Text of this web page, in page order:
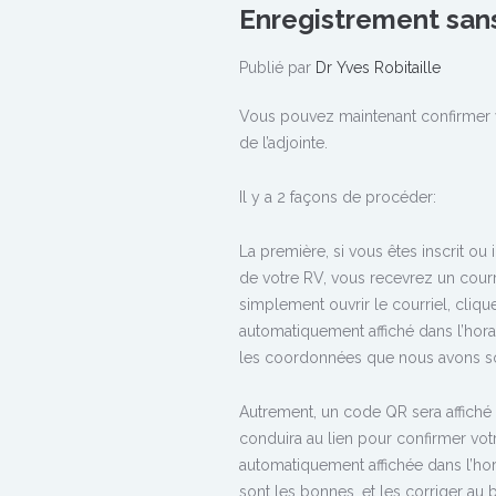
Enregistrement
Publié par Dr Yves Robitaille
Vous pouvez maintenant
de l’adjointe.
Il y a 2 façons de procéder:
La première, si vous êtes inscrit
de votre RV, vous recevrez un
simplement ouvrir le courriel,
automatiquement affiché dans
les coordonnées que nous avons
Autrement, un code QR sera
conduira au lien pour confirmer
automatiquement affichée dans
sont les bonnes, et les corriger au